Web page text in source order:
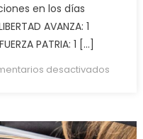
en los días
AVANZA: 1
PATRIA: 1 […]
desactivadosen